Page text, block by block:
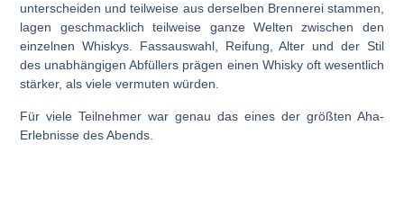
unterscheiden und teilweise aus derselben Brennerei stammen,
lagen geschmacklich teilweise ganze Welten zwischen den
einzelnen Whiskys. Fassauswahl, Reifung, Alter und der Stil
des unabhängigen Abfüllers prägen einen Whisky oft wesentlich
stärker, als viele vermuten würden.
Für viele Teilnehmer war genau das eines der größten Aha-
Erlebnisse des Abends.